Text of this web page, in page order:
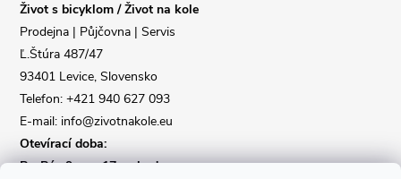
Život s bicyklom / Život na kole
Prodejna | Půjčovna | Servis
Ľ.Štúra 487/47
93401 Levice, Slovensko
Telefon: +421 940 627 093
E-mail: info@zivotnakole.eu
Otevírací doba:
Po-Pá : 9,oo - 17,oo hod